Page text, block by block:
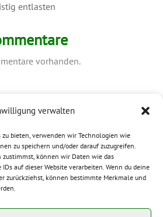
verwalten
bieten, verwenden wir Technologien wie
zu speichern und/oder darauf zuzugreifen.
zustimmst, können wir Daten wie das
auf dieser Website verarbeiten. Wenn du deine
zurückziehst, können bestimmte Merkmale und
entlasten
vorhanden.
Datenschutz
AGB
Cookie-Richtlinie (EU)